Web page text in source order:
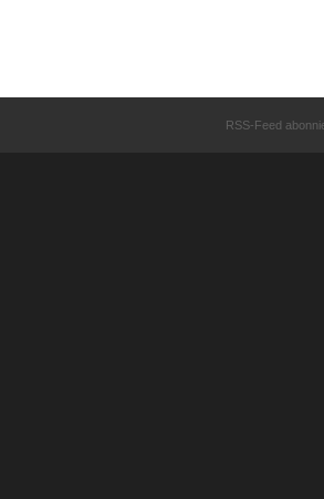
RSS-Feed